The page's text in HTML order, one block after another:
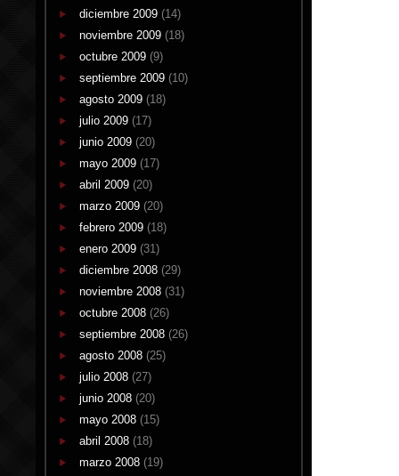
diciembre 2009 (14)
noviembre 2009 (18)
octubre 2009 (9)
septiembre 2009 (10)
agosto 2009 (18)
julio 2009 (17)
junio 2009 (20)
mayo 2009 (17)
abril 2009 (20)
marzo 2009 (20)
febrero 2009 (18)
enero 2009 (31)
diciembre 2008 (29)
noviembre 2008 (31)
octubre 2008 (26)
septiembre 2008 (26)
agosto 2008 (25)
julio 2008 (27)
junio 2008 (20)
mayo 2008 (15)
abril 2008 (18)
marzo 2008 (19)